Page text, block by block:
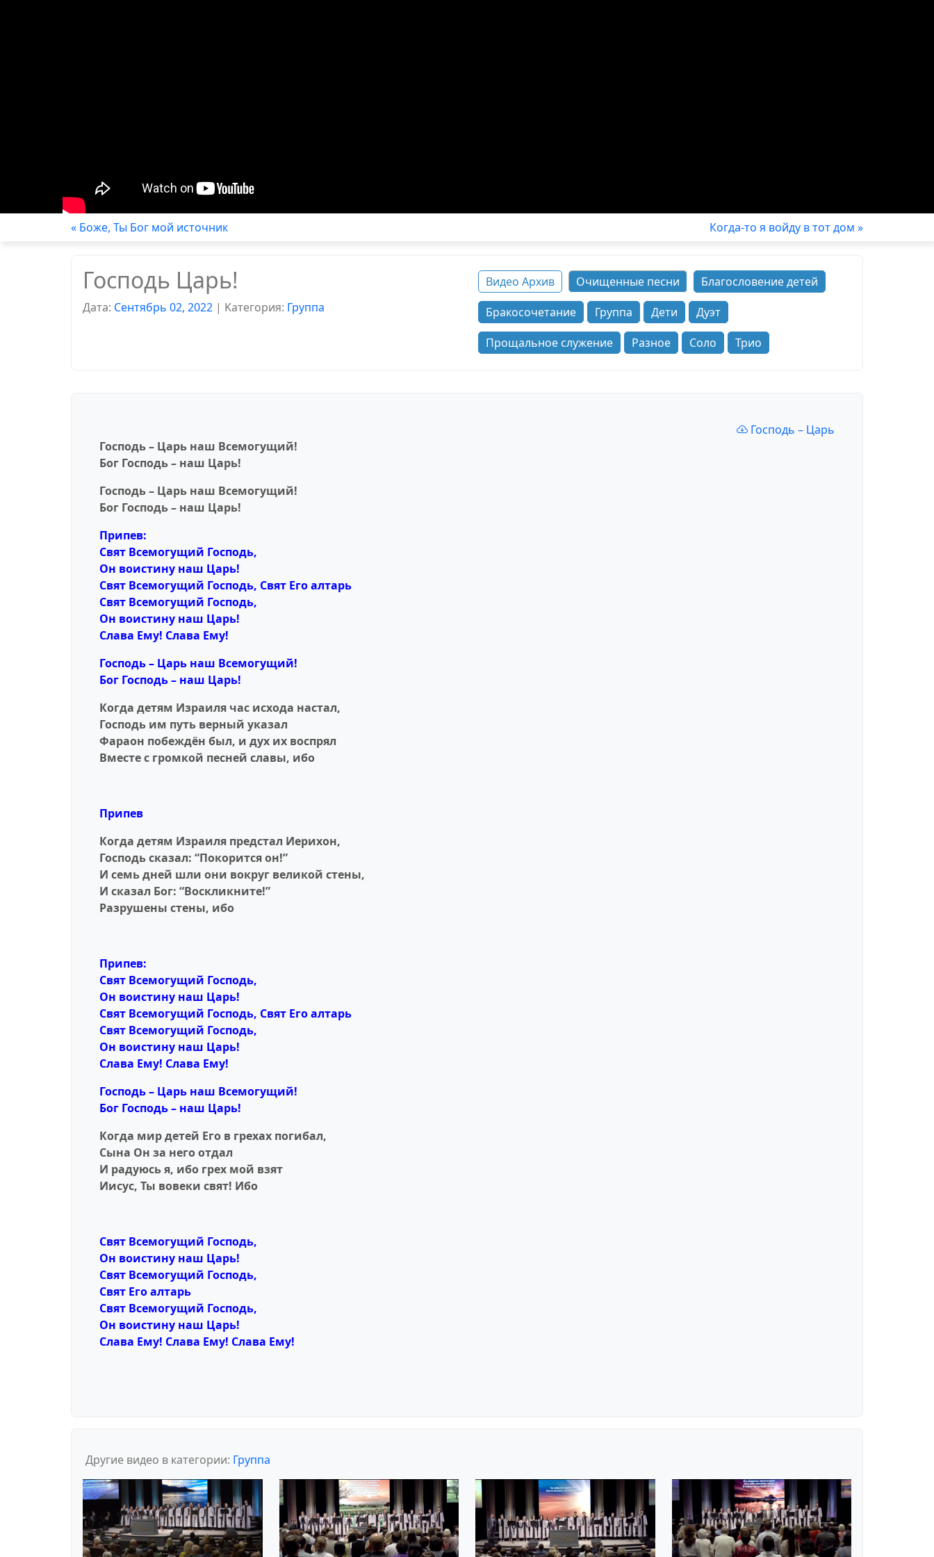
« Боже, Ты Бог мой источник Когда-то я войду в тот дом »
Господь Царь!
Дата: Сентябрь 02, 2022 | Kатегория: Группа
Видео Архив Очищенные песни
Благословение детей
Бракосочетание
Группа Дети
Дуэт
Прощальное служение
Разное Соло Трио
Господь – Царь
Господь – Царь наш Всемогущий!
Бог Господь – наш Царь!
Господь – Царь наш Всемогущий!
Бог Господь – наш Царь!
Припев:
Свят Всемогущий Господь,
Он воистину наш Царь!
Свят Всемогущий Господь, Свят Его алтарь
Свят Всемогущий Господь,
Он воистину наш Царь!
Слава Ему! Слава Ему!
Господь – Царь наш Всемогущий!
Бог Господь – наш Царь!
Когда детям Израиля час исхода настал,
Господь им путь верный указал
Фараон побеждён был, и дух их воспрял
Bместе с громкой песней славы, ибо
Припев
Когда детям Израиля предстал Иерихон,
Господь сказал: “Покорится он!”
И семь дней шли они вокруг великой стены,
И сказал Бог: “Воскликните!”
Разрушены стены, ибо
Припев:
Свят Всемогущий Господь,
Он воистину наш Царь!
Свят Всемогущий Господь, Свят Его алтарь
Свят Всемогущий Господь,
Он воистину наш Царь!
Слава Ему! Слава Ему!
Господь – Царь наш Всемогущий!
Бог Господь – наш Царь!
Когда мир детей Его в грехах погибал,
Сына Он за него отдал
И радуюсь я, ибо грех мой взят
Иисус, Ты вовеки свят! Ибо
Свят Всемогущий Господь,
Он воистину наш Царь!
Свят Всемогущий Господь,
Свят Его алтарь
Свят Всемогущий Господь,
Он воистину наш Царь!
Слава Ему! Слава Ему! Слава Ему!
Другие видео в категории: Группа